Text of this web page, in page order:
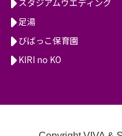
スタジアムウエディング
足湯
びばっこ保育園
KIRI no KO